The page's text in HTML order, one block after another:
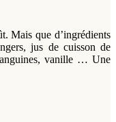
Mais que d’ingrédients
jus de cuisson de
vanille … Une